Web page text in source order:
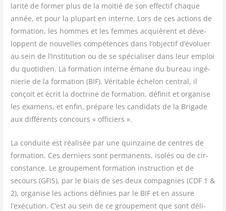
la­ri­té de for­mer plus de la moi­tié de son effec­tif chaque
année, et pour la plu­part en interne. Lors de ces actions de
for­ma­tion, les hommes et les femmes acquièrent et déve­
loppent de nou­velles com­pé­tences dans l’objectif d’évoluer
au sein de l’Institution ou de se spé­cia­li­ser dans leur emploi
du quo­ti­dien. La for­ma­tion interne émane du bureau ingé­
nie­rie de la for­ma­tion (BIF). Véri­table éche­lon cen­tral, il
conçoit et écrit la doc­trine de for­ma­tion, défi­nit et orga­nise
les exa­mens, et enfin, pré­pare les can­di­dats de la Bri­gade
aux dif­fé­rents concours « officiers ».
La conduite est réa­li­sée par une quin­zaine de centres de
for­ma­tion. Ces der­niers sont per­ma­nents, iso­lés ou de cir­
cons­tance. Le grou­pe­ment for­ma­tion ins­truc­tion et de
secours (GFIS), par le biais de ses deux com­pa­gnies (CDF 1 &
2), orga­nise les actions défi­nies par le BIF et en assure
l’exécution. C’est au sein de ce grou­pe­ment que sont déli­